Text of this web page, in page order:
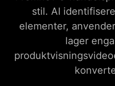
stil. AI
elementer,
lager